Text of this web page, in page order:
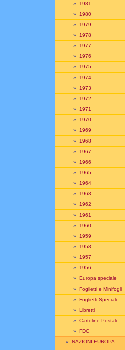
» 1981
» 1980
» 1979
» 1978
» 1977
» 1976
» 1975
» 1974
» 1973
» 1972
» 1971
» 1970
» 1969
» 1968
» 1967
» 1966
» 1965
» 1964
» 1963
» 1962
» 1961
» 1960
» 1959
» 1958
» 1957
» 1956
» Europa speciale
» Foglietti e Minifogli
» Foglietti Speciali
» Libretti
» Cartoline Postali
» FDC
» NAZIONI EUROPA